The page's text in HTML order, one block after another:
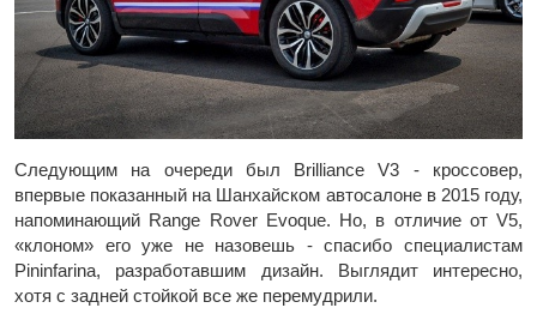
Следующим на очереди был Brilliance V3 - кроссовер,
впервые показанный на Шанхайском автосалоне в 2015 году,
напоминающий Range Rover Evoque. Но, в отличие от V5,
«клоном» его уже не назовешь - спасибо специалистам
Pininfarina, разработавшим дизайн. Выглядит интересно,
хотя с задней стойкой все же перемудрили.